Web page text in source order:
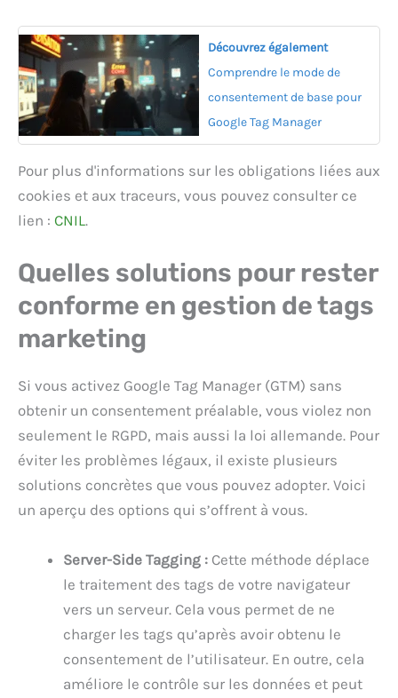
Découvrez également
Comprendre le mode de
consentement de base pour
Google Tag Manager
Pour plus d'informations sur les obligations liées aux
cookies et aux traceurs, vous pouvez consulter ce
lien : CNIL.
Quelles solutions pour rester
conforme en gestion de tags
marketing
Si vous activez Google Tag Manager (GTM) sans
obtenir un consentement préalable, vous violez non
seulement le RGPD, mais aussi la loi allemande. Pour
éviter les problèmes légaux, il existe plusieurs
solutions concrètes que vous pouvez adopter. Voici
un aperçu des options qui s’offrent à vous.
Server-Side Tagging : Cette méthode déplace
le traitement des tags de votre navigateur
vers un serveur. Cela vous permet de ne
charger les tags qu’après avoir obtenu le
consentement de l’utilisateur. En outre, cela
améliore le contrôle sur les données et peut